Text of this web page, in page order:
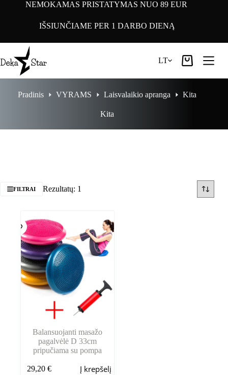
NEMOKAMAS PRISTATYMAS NUO 89 EUR
IŠSIUNČIAME PER 1 DARBO DIENĄ
LT
Pirkinių
Pradinis VYRAMS Laisvalaikio apranga Kita
Kita
FILTRAI Rezultatų: 1
Balansuojanti masažo
pagalvėlė D 33cm
pripučiama su pompa
29,20 € Į krepšelį